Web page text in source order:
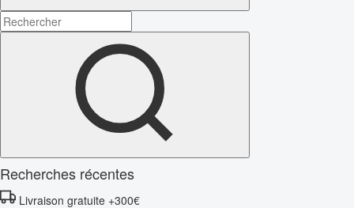
Recherches récentes
Livraison gratuite +300€